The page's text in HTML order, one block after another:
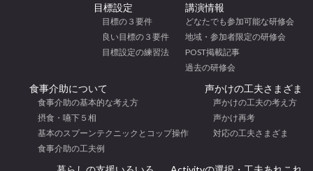
目標設定
目標の３要件
良い目標の３要件
目標設定の練習法
講演情報
どなたでも参加可能な研修会
地域・参加者限定の研修会
POST掲載記事
過去の研修会
食事介助について
食事介助の基本的な考え方
摂食・嚥下５相
基本のスプーンテクニックとコップ操作
食事介助の工夫例
声かけの工夫さまざま
声かけの工夫の考え方
声かけ再考
対応の工夫さまざま